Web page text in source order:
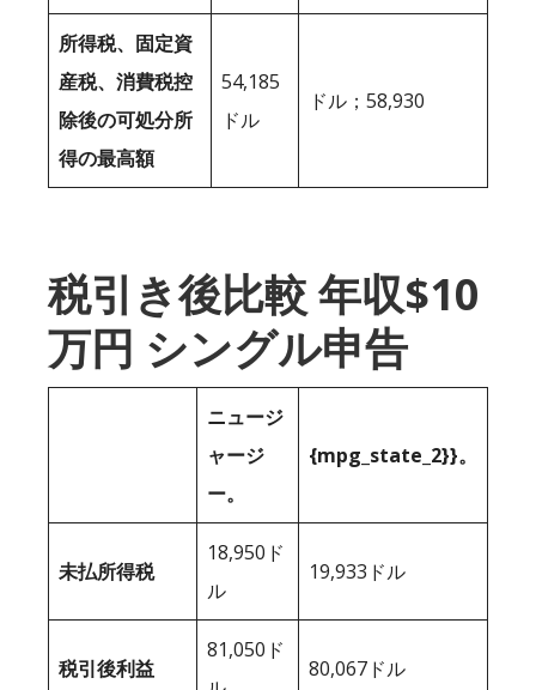
所得税、固定資
産税、消費税控
除後の可処分所
得の最高額
54,185
ドル
ドル；58,930
税引き後比較 年収$10
万円 シングル申告
ニュージ
ャージ
ー。
{mpg_state_2}}。
未払所得税
18,950ド
ル
19,933ドル
税引後利益
81,050ド
80,067ドル